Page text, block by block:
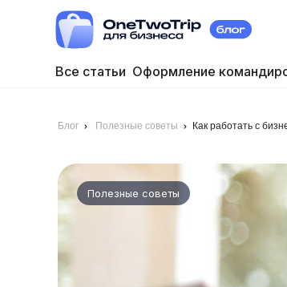
Все статьи Оформление
Блог Полезные советы Как работать с
Полезные советы